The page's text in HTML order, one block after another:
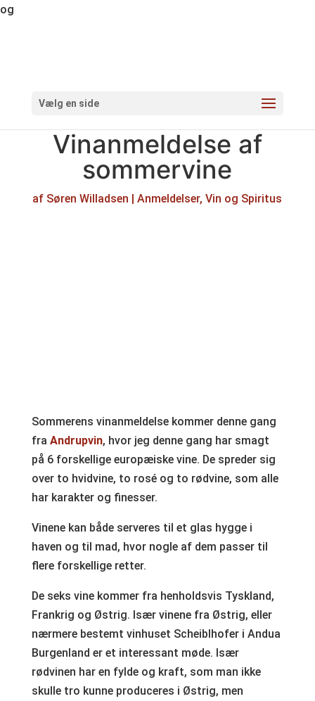
og
Vælg en side
Vinanmeldelse af
sommervine
af Søren Willadsen |Anmeldelser,Vin og Spiritus
Sommerens vinanmeldelse kommer denne gang
fra Andrupvin, hvor jeg denne gang har smagt
på 6 forskellige europæiske vine. De spreder sig
over to hvidvine, to rosé og to rødvine, som alle
har karakter og finesser.
Vinene kan både serveres til et glas hygge i
haven og til mad, hvor nogle af dem passer til
flere forskellige retter.
De seks vine kommer fra henholdsvis Tyskland,
Frankrig og Østrig. Især vinene fra Østrig, eller
nærmere bestemt vinhuset Scheiblhofer i Andua
Burgenland er et interessant møde. Især
rødvinen har en fylde og kraft, som man ikke
skulle tro kunne produceres i Østrig, men